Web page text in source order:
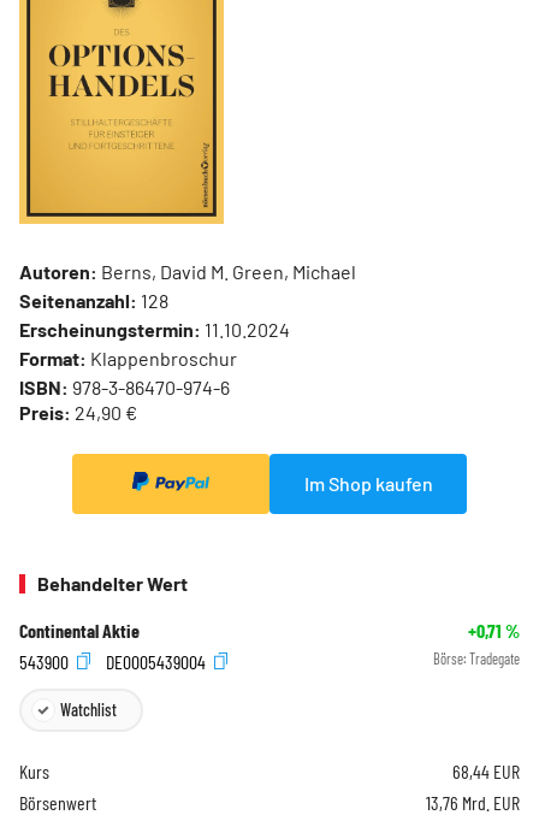
Autoren: Berns, David M. Green, Michael
Seitenanzahl: 128
Erscheinungstermin: 11.10.2024
Format: Klappenbroschur
ISBN: 978-3-86470-974-6
Preis: 24,90 €
Im Shop kaufen
Behandelter Wert
Continental Aktie +0,71 %
543900
DE0005439004 Börse: Tradegate
Watchlist
Kurs 68,44 EUR
Börsenwert
13,76 Mrd. EUR